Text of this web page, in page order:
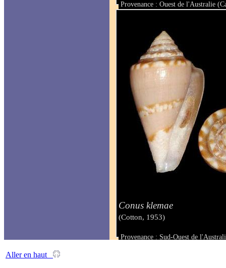
Provenance : Ouest de l'Australie
Taille : 56.2 mm
Conus klemae
(Cotton, 1953)
Provenance : Sud-Ouest de
Aller en haut